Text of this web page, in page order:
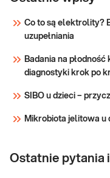
krwi.
Co to są elektrolity?
uzupełniania
Badania na
diagnostyki krok po
SIBO u dzieci –
Mikrobiota jelitowa u
Ostatnie pytania